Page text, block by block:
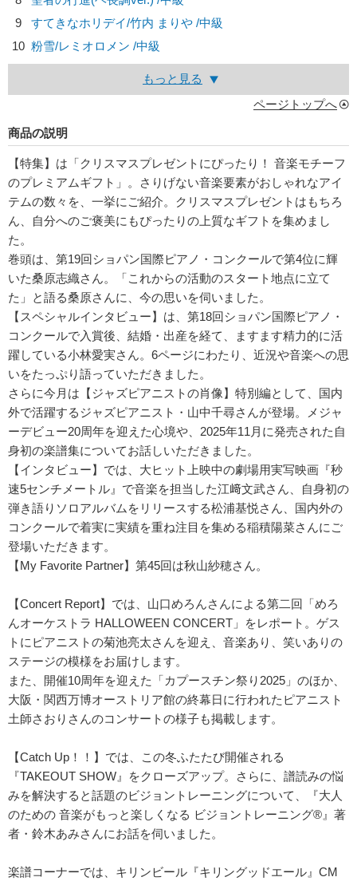
9
すてきなホリデイ/竹内 まりや /中級
10 粉雪/レミオロメン /中級
もっと見る
ページトップへ
商品の説明
【特集】は「クリスマスプレゼントにぴったり！ 音楽モチーフ
のプレミアムギフト」。さりげない音楽要素がおしゃれなアイ
テムの数々を、一挙にご紹介。クリスマスプレゼントはもちろ
ん、自分へのご褒美にもぴったりの上質なギフトを集めまし
た。
巻頭は、第19回ショパン国際ピアノ・コンクールで第4位に輝
いた桑原志織さん。「これからの活動のスタート地点に立て
た」と語る桑原さんに、今の思いを伺いました。
【スペシャルインタビュー】は、第18回ショパン国際ピアノ・
コンクールで入賞後、結婚・出産を経て、ますます精力的に活
躍している小林愛実さん。6ページにわたり、近況や音楽への思
いをたっぷり語っていただきました。
さらに今月は【ジャズピアニストの肖像】特別編として、国内
外で活躍するジャズピアニスト・山中千尋さんが登場。メジャ
ーデビュー20周年を迎えた心境や、2025年11月に発売された自
身初の楽譜集についてお話しいただきました。
【インタビュー】では、大ヒット上映中の劇場用実写映画『秒
速5センチメートル』で音楽を担当した江﨑文武さん、自身初の
弾き語りソロアルバムをリリースする松浦基悦さん、国内外の
コンクールで着実に実績を重ね注目を集める稲積陽菜さんにご
登場いただきます。
【My Favorite Partner】第45回は秋山紗穂さん。
【Concert Report】では、山口めろんさんによる第二回「めろ
んオーケストラ HALLOWEEN CONCERT」をレポート。ゲス
トにピアニストの菊池亮太さんを迎え、音楽あり、笑いありの
ステージの模様をお届けします。
また、開催10周年を迎えた「カプースチン祭り2025」のほか、
大阪・関西万博オーストリア館の終幕日に行われたピアニスト
土師さおりさんのコンサートの様子も掲載します。
【Catch Up！！】では、この冬ふたたび開催される
『TAKEOUT SHOW』をクローズアップ。さらに、譜読みの悩
みを解決すると話題のビジョントレーニングについて、『大人
のための 音楽がもっと楽しくなる ビジョントレーニング®』著
者・鈴木あみさんにお話を伺いました。
楽譜コーナーでは、キリンビール『キリングッドエール』CM